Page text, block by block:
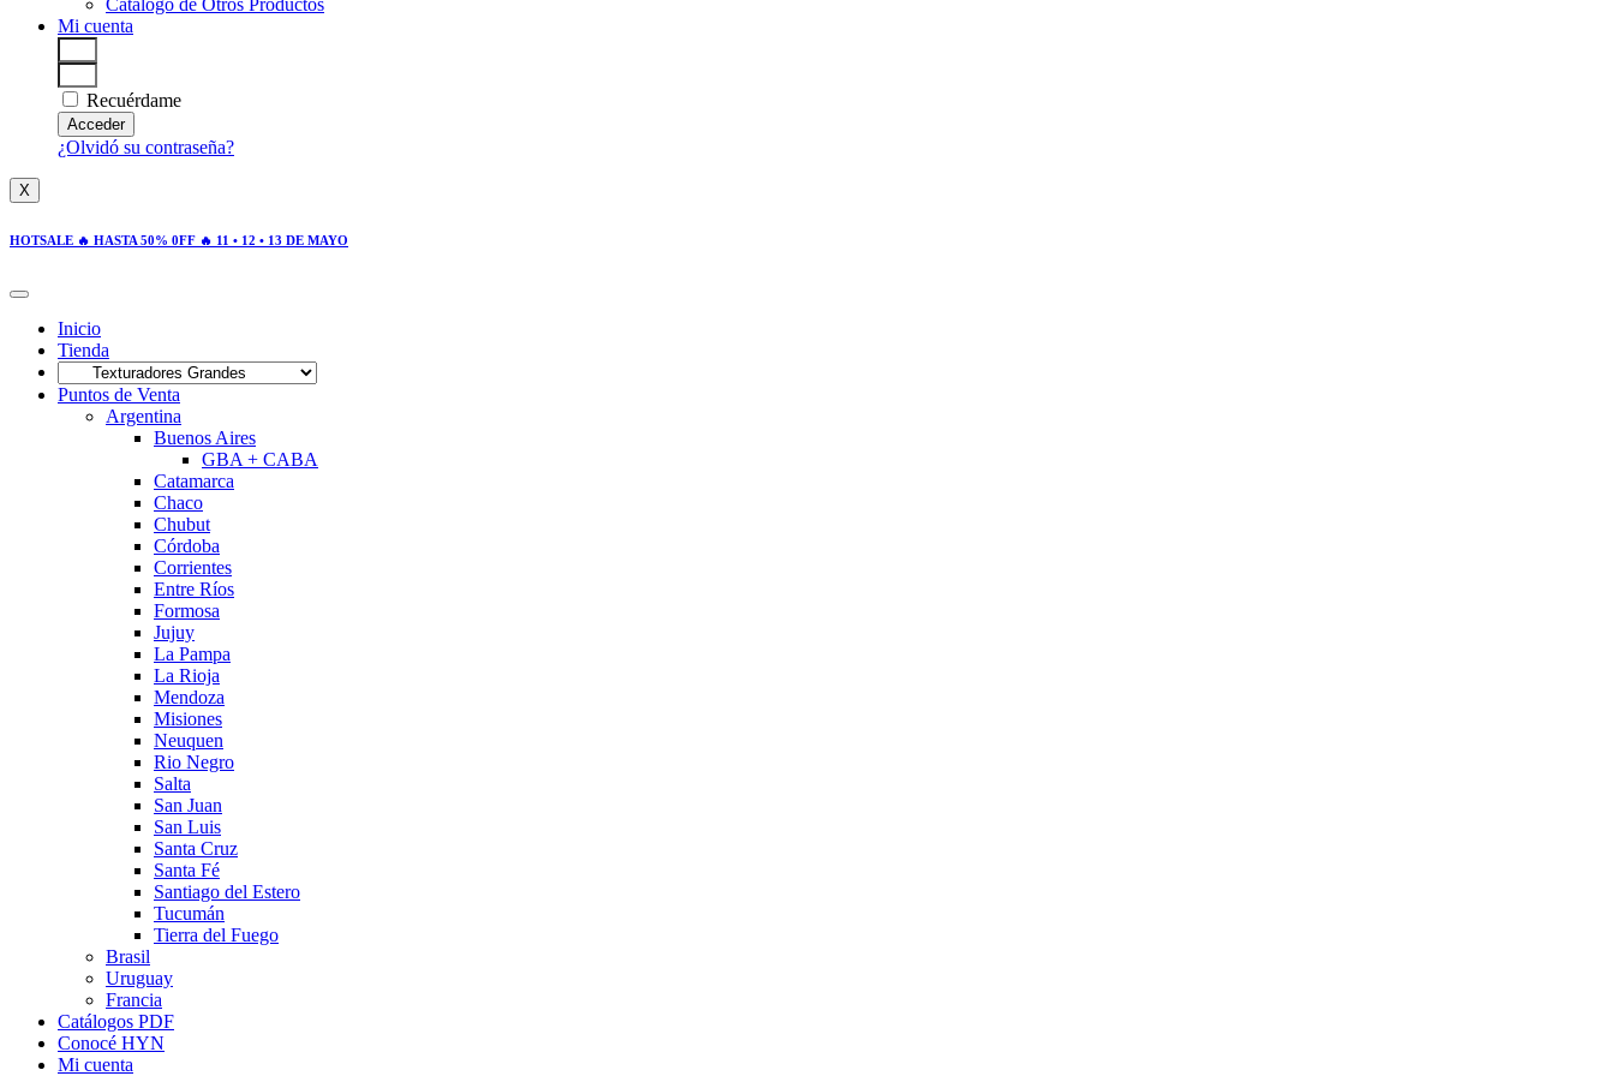
Catálogo de Otros Productos
Mi cuenta
Recuérdame
Acceder
¿Olvidó su contraseña?
X
HOTSALE 🔥 HASTA 50% 0FF 🔥 11 • 12 • 13 DE MAYO
Inicio
Tienda
Puntos de Venta
Argentina
Buenos Aires
GBA + CABA
Catamarca
Chaco
Chubut
Córdoba
Corrientes
Entre Ríos
Formosa
Jujuy
La Pampa
La Rioja
Mendoza
Misiones
Neuquen
Rio Negro
Salta
San Juan
San Luis
Santa Cruz
Santa Fé
Santiago del Estero
Tucumán
Tierra del Fuego
Brasil
Uruguay
Francia
Catálogos PDF
Conocé HYN
Mi cuenta